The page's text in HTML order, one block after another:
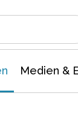
Medien &